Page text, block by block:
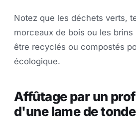
Notez que les déchets verts,
morceaux de bois ou les
être recyclés ou compostés
écologique.
Affûtage par un
d'une lame de